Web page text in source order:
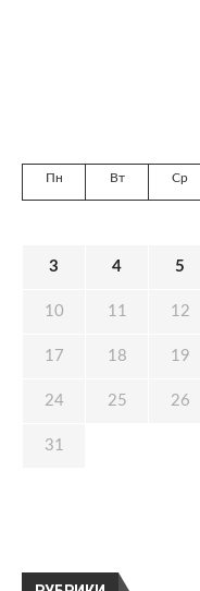
Пн Вт Ср
3 4 5
10 11 12
17 18 19
24 25 26
31